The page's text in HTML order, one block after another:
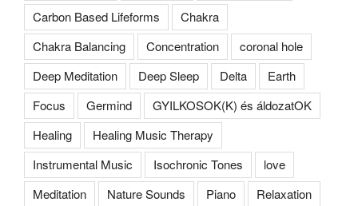
Carbon Based Lifeforms
Chakra
Chakra Balancing
Concentration
coronal hole
Deep Meditation
Deep Sleep Delta
Earth
Focus
Germind
GYILKOSOK(K) és áldozatOK
Healing
Healing Music Therapy
Instrumental Music
Isochronic Tones
love
Meditation
Nature Sounds Piano Relaxation